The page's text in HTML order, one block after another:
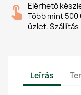
Elérhető
Több mint 500
üzlet. Szállítás
Leírás